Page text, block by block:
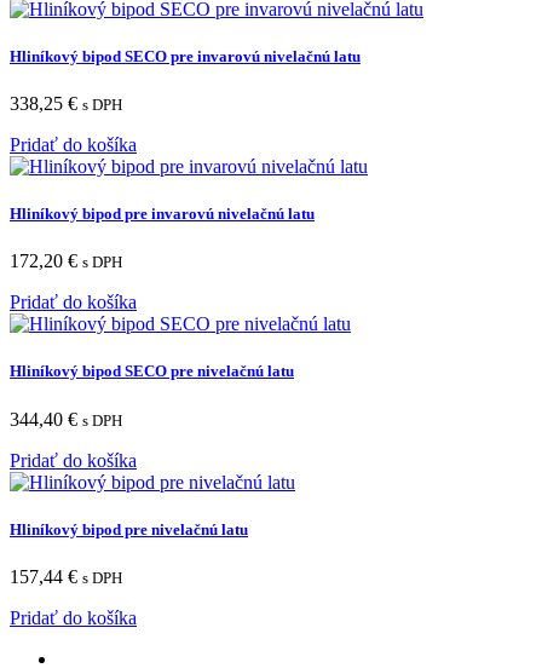
Hliníkový bipod SECO pre invarovú nivelačnú latu
338,25 € s DPH
Pridať do košíka
Hliníkový bipod pre invarovú nivelačnú latu
172,20 € s DPH
Pridať do košíka
Hliníkový bipod SECO pre nivelačnú latu
344,40 € s DPH
Pridať do košíka
Hliníkový bipod pre nivelačnú latu
157,44 € s DPH
Pridať do košíka